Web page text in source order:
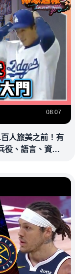
08:07
人旅美之前！有
役、語言、資訊